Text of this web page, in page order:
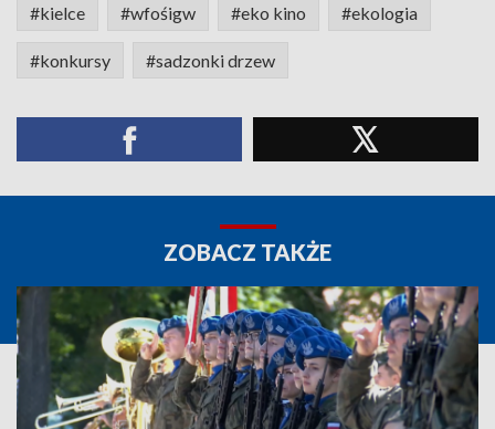
#kielce #wfośigw #eko kino #ekologia
#konkursy #sadzonki drzew
ZOBACZ TAKŻE